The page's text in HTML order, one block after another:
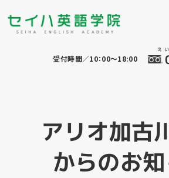
え
受付時間／10：00～18:00
アリオ加古
からのお